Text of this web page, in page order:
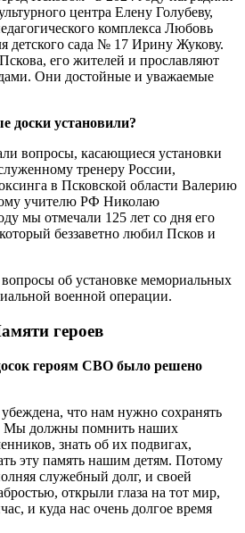
центра Елену Голубеву,
комплекса Любовь
детского сада № 17 Ирину Жукову.
его жителей и прославляют
Они достойные и уважаемые
доски установили?
вопросы, касающиеся установки
тренеру России,
в Псковской области Валерию
учителю РФ Николаю
мы отмечали 125 лет со дня его
беззаветно любил Псков и
об установке мемориальных
военной операции.
героев
героям СВО было решено
что нам нужно сохранять
Мы должны помнить наших
знать об их подвигах,
эту память нашим детям. Потому
служебный долг, и своей
открыли глаза на тот мир,
и куда нас очень долгое время